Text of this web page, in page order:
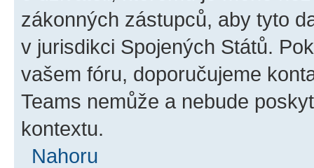
zákonných zástupců, aby tyto
v jurisdikci Spojených Států.
vašem fóru, doporučujeme
Teams nemůže a nebude
kontextu.
Nahoru